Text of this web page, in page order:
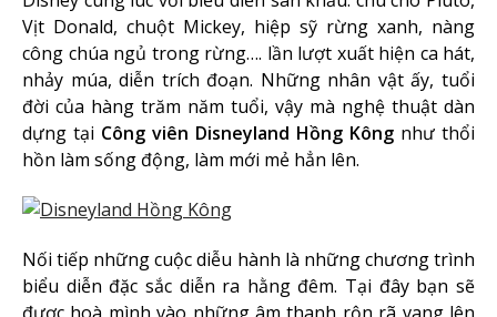
Vịt Donald, chuột Mickey, hiệp sỹ rừng xanh, nàng
công chúa ngủ trong rừng…. lần lượt xuất hiện ca hát,
nhảy múa, diễn trích đoạn. Những nhân vật ấy, tuổi
đời của hàng trăm năm tuổi, vậy mà nghệ thuật dàn
dựng tại Công viên Disneyland Hồng Kông như thổi
hồn làm sống động, làm mới mẻ hẳn lên.
Nối tiếp những cuộc diễu hành là những chương trình
biểu diễn đặc sắc diễn ra hằng đêm. Tại đây bạn sẽ